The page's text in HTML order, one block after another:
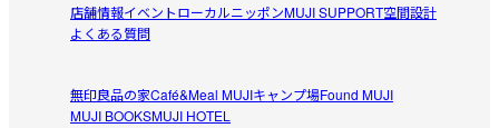
店舗情報イベントローカルニッポンMUJI SUPPORT空間設計
よくある質問
無印良品の家Café&Meal MUJIキャンプ場Found MUJI
MUJI BOOKSMUJI HOTEL